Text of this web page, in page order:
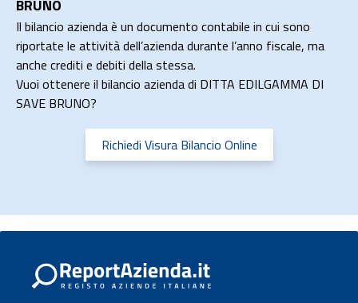
BRUNO
Il bilancio azienda è un documento contabile in cui sono
riportate le attività dell’azienda durante l’anno fiscale, ma
anche crediti e debiti della stessa.
Vuoi ottenere il bilancio azienda di DITTA EDILGAMMA DI
SAVE BRUNO?
Richiedi Visura Bilancio Online